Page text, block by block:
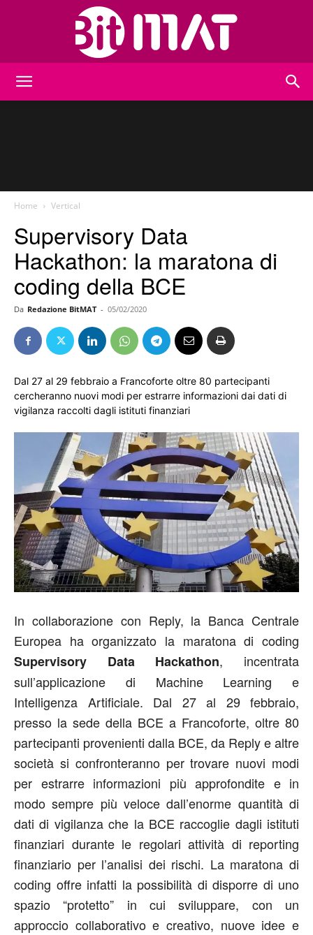
Home Vertical
Supervisory Data
Hackathon: la maratona di
coding della BCE
Da Redazione BitMAT - 05/02/2020
Dal 27 al 29 febbraio a Francoforte oltre 80 partecipanti
cercheranno nuovi modi per estrarre informazioni dai dati di
vigilanza raccolti dagli istituti finanziari
In collaborazione con Reply, la Banca Centrale
Europea ha organizzato la maratona di coding
Supervisory Data Hackathon, incentrata
sull’applicazione di Machine Learning e
Intelligenza Artificiale. Dal 27 al 29 febbraio,
presso la sede della BCE a Francoforte, oltre 80
partecipanti provenienti dalla BCE, da Reply e altre
società si confronteranno per trovare nuovi modi
per estrarre informazioni più approfondite e in
modo sempre più veloce dall’enorme quantità di
dati di vigilanza che la BCE raccoglie dagli istituti
finanziari durante le regolari attività di reporting
finanziario per l’analisi dei rischi. La maratona di
coding offre infatti la possibilità di disporre di uno
spazio “protetto” in cui sviluppare, con un
approccio collaborativo e creativo, nuove idee e